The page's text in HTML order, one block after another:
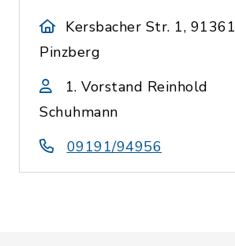
Kersbacher Str. 1, 91361
Pinzberg
1. Vorstand Reinhold
Schuhmann
09191/94956